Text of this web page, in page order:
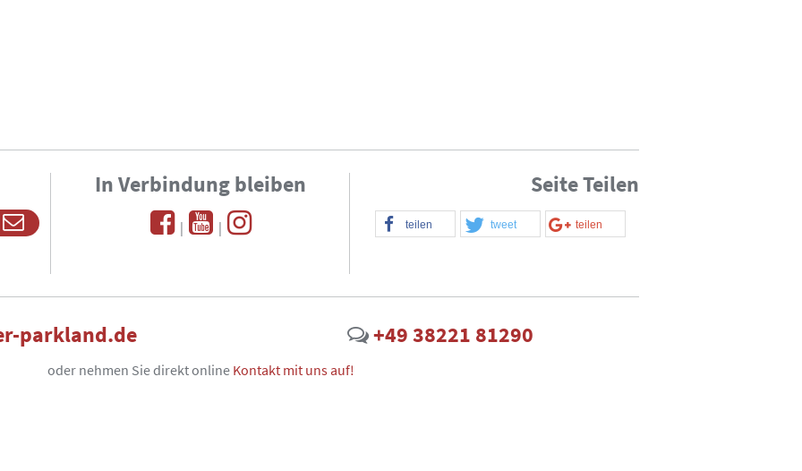
In Verbindung bleiben
| |
Seite Teilen
teilen tweet teilen
parkland.de +49 38221 81290
oder nehmen Sie direkt online Kontakt mit uns auf!